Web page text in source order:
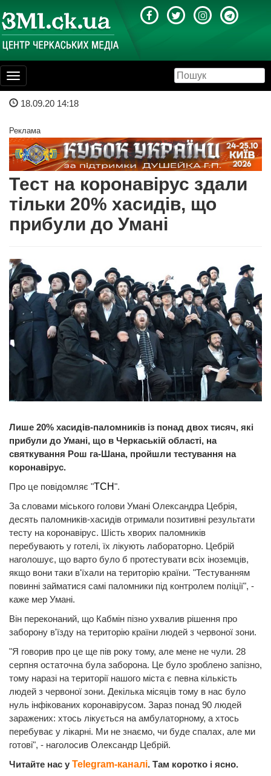
Toggle
navigation
18.09.20 14:18
Реклама
Тест на коронавірус здали
тільки 20% хасидів, що
прибули до Умані
Лише 20% хасидів-паломників із понад двох тисяч, які
прибули до Умані, що в Черкаській області, на
святкування Рош га-Шана, пройшли тестування на
коронавірус.
Про це повідомляє "ТСН".
За словами міського голови Умані Олександра Цебрія,
десять паломників-хасидів отримали позитивні результати
тесту на коронавірус. Шість хворих паломників
перебувають у готелі, їх лікують лабораторно. Цебрій
наголошує, що варто було б протестувати всіх іноземців,
якщо вони таки в'їхали на територію країни. "Тестуванням
повинні займатися самі паломники під контролем поліції", -
каже мер Умані.
Він переконаний, що Кабмін пізно ухвалив рішення про
заборону в'їзду на територію країни людей з червоної зони.
"Я говорив про це ще пів року тому, але мене не чули. 28
серпня остаточна була заборона. Це було зроблено запізно,
тому наразі на території нашого міста є певна кількість
людей з червоної зони. Декілька місяців тому в нас було
нуль інфікованих коронавірусом. Зараз понад 90 людей
заражених: хтось лікується на амбулаторному, а хтось
перебуває у лікарні. Ми не знаємо, чи буде спалах, але ми
готові", - наголосив Олександр Цебрій.
Читайте нас у Telegram-каналі. Там коротко і ясно.